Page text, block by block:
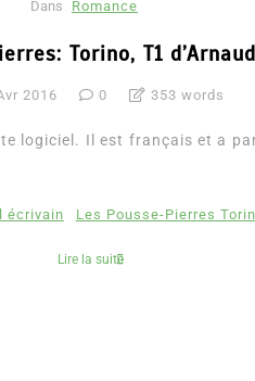
Dans Romance
Torino, T1
2016 0 353 words
logiciel. Il est français et a
écrivain Les Pousse-Pierres
Lire la suite